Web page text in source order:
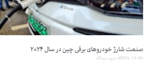
صنعت شارژ خودروهای برقی چین در سال ۲۰۲۴
2024-12-04 بدون دیدگاه